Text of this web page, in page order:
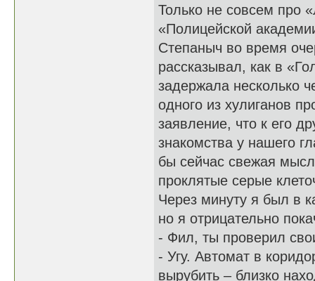
Только не совсем про
«Полицейской
Степаныч во время
рассказывал, как в
задержала несколько
одного из хулиганов
заявление, что к его
знакомства у нашего
бы сейчас свежая
проклятые серые
Через минуту я был в
но я отрицательно
- Фил, ты проверил
- Угу. Автомат в
вырубить – близко